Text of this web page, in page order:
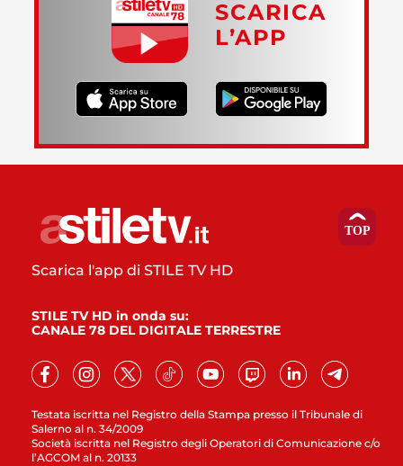
SCARICA
L’APP
Testata iscritta nel Registro della Stampa presso il Tribunale di
Salerno al n. 34/2009
Società iscritta nel Registro degli Operatori di Comunicazione c/o
l’AGCOM al n. 20133
Scarica l'app di STILE TV HD
STILE TV HD in onda su:
CANALE 78 DEL DIGITALE TERRESTRE